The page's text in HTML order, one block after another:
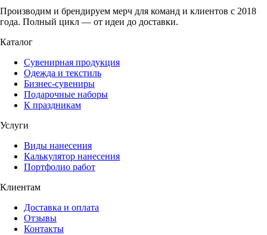
Производим и брендируем мерч для команд и клиентов с 2018
года. Полный цикл — от идеи до доставки.
Каталог
Сувенирная продукция
Одежда и текстиль
Бизнес-сувениры
Подарочные наборы
К праздникам
Услуги
Виды нанесения
Калькулятор нанесения
Портфолио работ
Клиентам
Доставка и оплата
Отзывы
Контакты